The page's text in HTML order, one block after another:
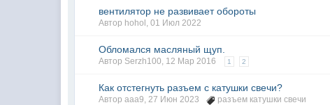
вентилятор не развивает обороты
Автор hohol,01 Июл 2022
Обломался масляный щуп.
Автор Serzh100, 12 Мар 2016 1 2
Как отстегнуть разъем с катушки свечи?
Авторaaa9,27 Июн 2023 разъем катушки свечи